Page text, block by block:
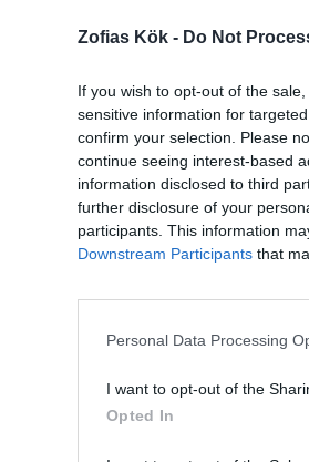
Zofias Kök - Do Not
If you wish to opt-out of the
sensitive information for
confirm your selection. Please
continue seeing interest-based
information disclosed to third
further disclosure of your
participants. This information
Downstream Participants that
Personal Data Processing
I want to opt-out of the
Opted In
16-17 st digestivekex
smält smör